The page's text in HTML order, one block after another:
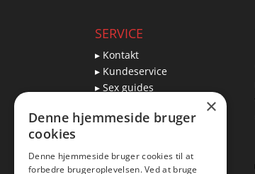
SERVICE
▸ Kontakt
▸ Kundeservice
▸ Sex guides
▸ Returnering
×
Denne hjemmeside bruger
cookies
Denne hjemmeside bruger cookies til at
forbedre brugeroplevelsen. Ved at bruge